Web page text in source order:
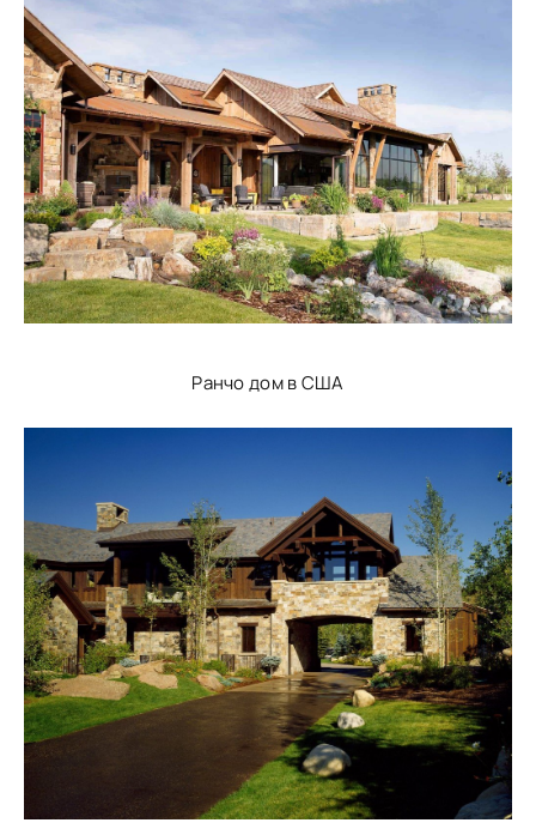
Ранчо дом в США